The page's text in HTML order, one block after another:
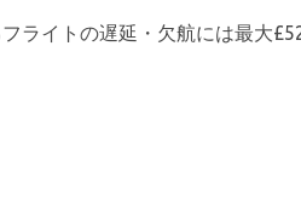
イトの遅延・欠航には最大